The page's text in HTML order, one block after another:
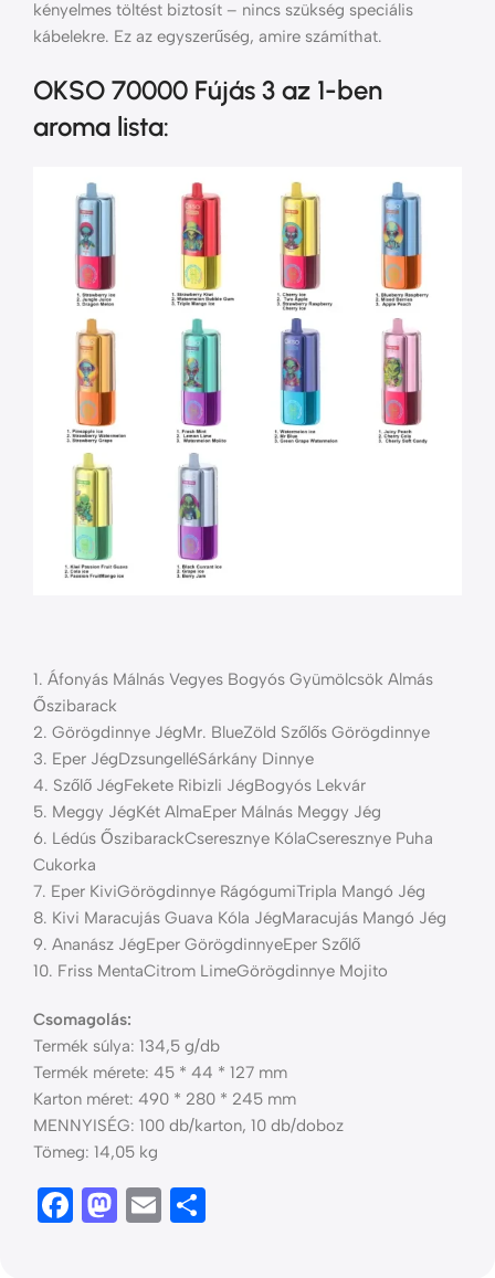
kényelmes töltést biztosít – nincs szükség speciális
kábelekre. Ez az egyszerűség, amire számíthat.
OKSO 70000 Fújás 3 az 1-ben
aroma lista:
1. Áfonyás Málnás Vegyes Bogyós Gyümölcsök Almás
Őszibarack
2. Görögdinnye JégMr. BlueZöld Szőlős Görögdinnye
3. Eper JégDzsungelléSárkány Dinnye
4. Szőlő JégFekete Ribizli JégBogyós Lekvár
5. Meggy JégKét AlmaEper Málnás Meggy Jég
6. Lédús ŐszibarackCseresznye KólaCseresznye Puha
Cukorka
7. Eper KiviGörögdinnye RágógumiTripla Mangó Jég
8. Kivi Maracujás Guava Kóla JégMaracujás Mangó Jég
9. Ananász JégEper GörögdinnyeEper Szőlő
10. Friss MentaCitrom LimeGörögdinnye Mojito
Csomagolás:
Termék súlya: 134,5 g/db
Termék mérete: 45 * 44 * 127 mm
Karton méret: 490 * 280 * 245 mm
MENNYISÉG: 100 db/karton, 10 db/doboz
Tömeg: 14,05 kg
Facebook
Mastodon
Email